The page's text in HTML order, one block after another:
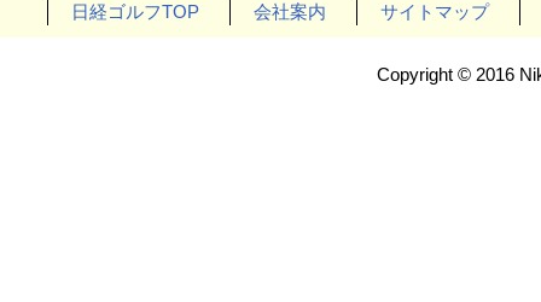
日経ゴルフTOP 会社案内 サイトマップ
Copyright © 2016